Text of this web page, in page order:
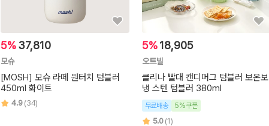
5%37,810
모슈
[MOSH] 모슈 라떼 원터치 텀블러
450ml 화이트
4.9 (34)
5% 18,905
오트빌
클리나 빨대 캔디머그 텀블러 보온보
냉 스텐 텀블러 380ml
무료배송 5%쿠폰
5.0 (1)